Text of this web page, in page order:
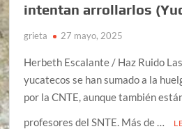
intentan arrollarlos
grieta 27 mayo, 2025
Herbeth Escalante / Haz Ruido
yucatecos se han sumado a la
por la CNTE, aunque también
profesores del SNTE. Más de …